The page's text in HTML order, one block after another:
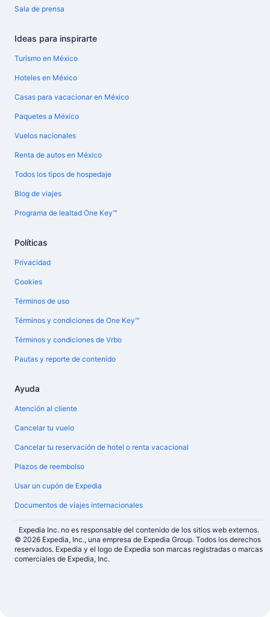
Sala de prensa
Ideas para inspirarte
Turismo en México
Hoteles en México
Casas para vacacionar en México
Paquetes a México
Vuelos nacionales
Renta de autos en México
Todos los tipos de hospedaje
Blog de viajes
Programa de lealtad One Key™
Políticas
Privacidad
Cookies
Términos de uso
Términos y condiciones de One Key™
Términos y condiciones de Vrbo
Pautas y reporte de contenido
Ayuda
Atención al cliente
Cancelar tu vuelo
Cancelar tu reservación de hotel o renta vacacional
Plazos de reembolso
Usar un cupón de Expedia
Documentos de viajes internacionales
Expedia Inc. no es responsable del contenido de los sitios web externos.
© 2026 Expedia, Inc., una empresa de Expedia Group. Todos los derechos
reservados. Expedia y el logo de Expedia son marcas registradas o marcas
comerciales de Expedia, Inc.